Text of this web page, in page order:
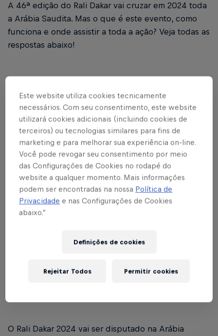
A 46ª edição do Rali Dakar vai cruzar em 2024 toda
a Arábia Saudita. Mas o que é este evento, como
funciona e onde assistir a toda a ação? Veja todas as
respostas abaixo!
01
Quando rola o Rali Dakar
2024?
O Rali Dakar 2024 começa com o prólogo em 5 de
janeiro e tem sua última etapa no dia 19 de janeiro.
Onde rola o Rali Dakar
O Rali Dakar 2024 vai ser disputado na Arábia
Este website utiliza cookies tecnicamente
necessários. Com seu consentimento, este website
utilizará cookies adicionais (incluindo cookies de
terceiros) ou tecnologias similares para fins de
marketing e para melhorar sua experiência on-line.
Você pode revogar seu consentimento por meio
das Configurações de Cookies no rodapé do
website a qualquer momento. Mais informações
podem ser encontradas na nossa Política de
Privacidade e nas Configurações de Cookies
abaixo.”
Definições de cookies
Rejeitar Todos Permitir cookies